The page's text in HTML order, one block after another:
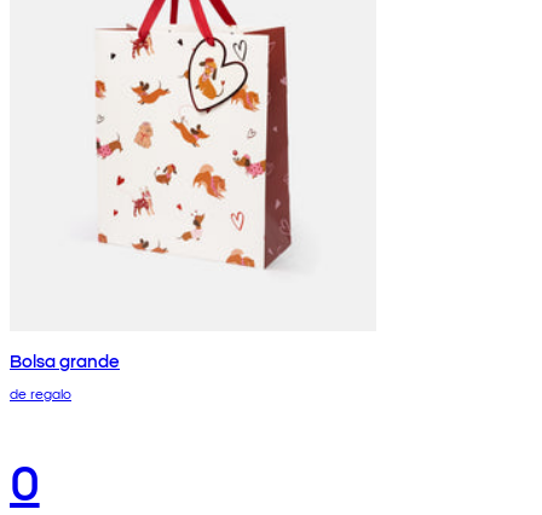
Bolsa grande
de regalo
0